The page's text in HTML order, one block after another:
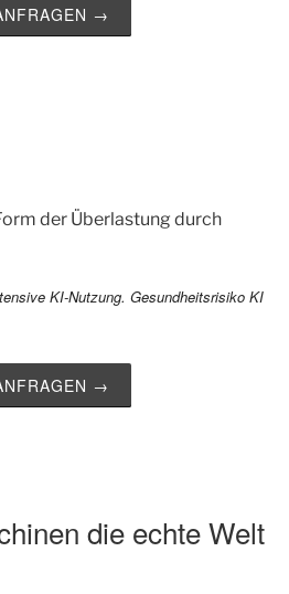
→
der Überlastung durch
→
die echte Welt